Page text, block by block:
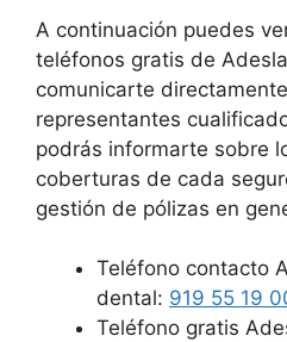
A continuación puedes
teléfonos gratis de
comunicarte
representantes
podrás informarte sobre
coberturas de cada
gestión de pólizas en
Teléfono contacto
dental: 919 55 19
Teléfono gratis